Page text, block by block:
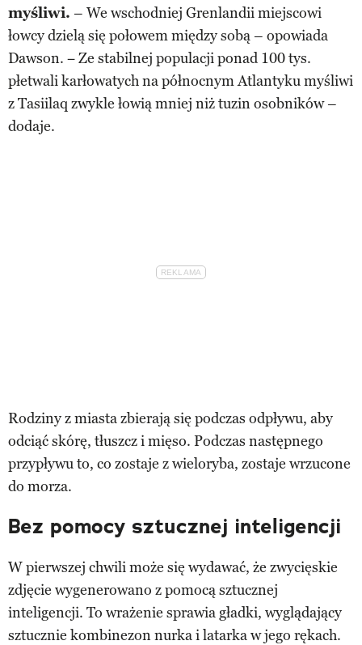
myśliwi. – We wschodniej Grenlandii miejscowi
łowcy dzielą się połowem między sobą – opowiada
Dawson. − Ze stabilnej populacji ponad 100 tys.
płetwali karłowatych na północnym Atlantyku myśliwi
z Tasiilaq zwykle łowią mniej niż tuzin osobników –
dodaje.
Rodziny z miasta zbierają się podczas odpływu, aby
odciąć skórę, tłuszcz i mięso. Podczas następnego
przypływu to, co zostaje z wieloryba, zostaje wrzucone
do morza.
Bez pomocy sztucznej inteligencji
W pierwszej chwili może się wydawać, że zwycięskie
zdjęcie wygenerowano z pomocą sztucznej
inteligencji. To wrażenie sprawia gładki, wyglądający
sztucznie kombinezon nurka i latarka w jego rękach.